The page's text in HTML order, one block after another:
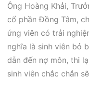
Ông Hoàng Khải,
cổ phần Đồng Tâm,
ứng viên có trải
nghĩa là sinh viên bỏ
dẫn đến nợ môn, thi
sinh viên chắc chắn